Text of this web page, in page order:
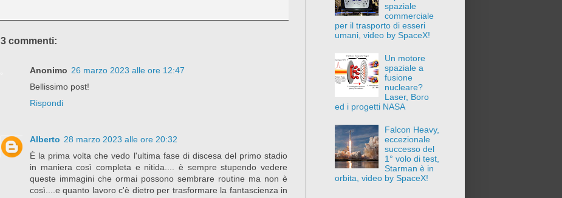
3 commenti:
Anonimo 26 marzo 2023 alle ore 12:47
Bellissimo post!
Rispondi
Alberto 28 marzo 2023 alle ore 20:32
È la prima volta che vedo l'ultima fase di discesa del primo stadio
in maniera così completa e nitida.... è sempre stupendo vedere
queste immagini che ormai possono sembrare routine ma non è
così....e quanto lavoro c'è dietro per trasformare la fantascienza in
spaziale
commerciale
per il trasporto di esseri
umani, video by SpaceX!
Un motore
spaziale a
fusione
nucleare?
Laser, Boro
ed i progetti NASA
Falcon Heavy,
eccezionale
successo del
1° volo di test,
Starman è in
orbita, video by SpaceX!